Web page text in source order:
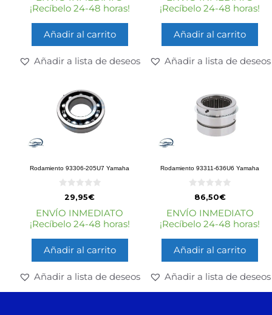
¡Recíbelo 24-48 horas!
Añadir al carrito
Añadir a lista de deseos
¡Recíbelo 24-48 horas!
Añadir al carrito
Añadir a lista de deseos
Rodamiento 93306-205U7 Yamaha
e
5
29,95€
ENVÍO INMEDIATO
¡Recíbelo 24-48 horas!
Añadir al carrito
Añadir a lista de deseos
Rodamiento 93311-636U6 Yamaha
e
5
86,50€
ENVÍO INMEDIATO
¡Recíbelo 24-48 horas!
Añadir al carrito
Añadir a lista de deseos